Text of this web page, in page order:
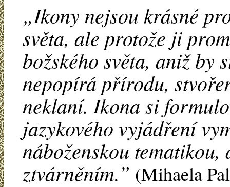
„Ikony nejsou krásné
světa, ale protože ji
božského světa, aniž by
nepopírá přírodu,
neklaní. Ikona si
jazykového vyjádření
náboženskou
ztvárněním.” (Mihaela